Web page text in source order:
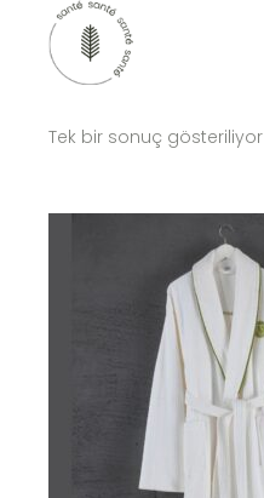
Tek bir sonuç gösteriliyor